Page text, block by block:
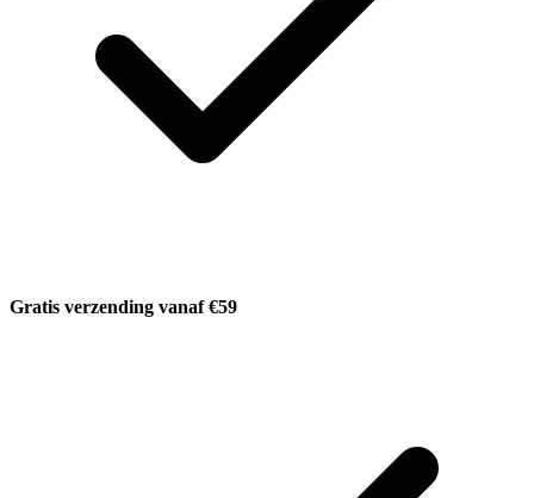
Gratis verzending vanaf €59